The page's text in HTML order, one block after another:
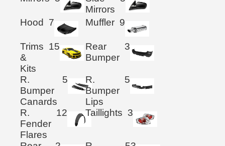
Mirrors
Hood 7 Muffler 9
Trims
&
Kits
15
Rear
Bumper
3
R.
Bumper
Canards
5
R.
Bumper
Lips
5
R.
Fender
Flares
12 Taillights 3